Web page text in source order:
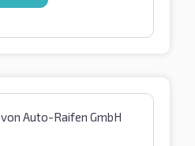
von Auto-Raifen GmbH